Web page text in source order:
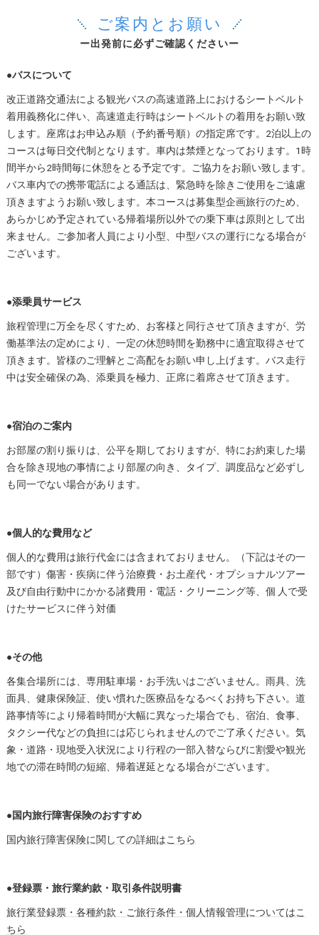
ー出発前に必ずご確認くださいー
ご案内とお願い
●バスについて
改正道路交通法による観光バスの高速道路上におけるシートベルト
着用義務化に伴い、高速道走行時はシートベルトの着用をお願い致
します。座席はお申込み順（予約番号順）の指定席です。2泊以上の
コースは毎日交代制となります。車内は禁煙となっております。1時
間半から2時間毎に休憩をとる予定です。ご協力をお願い致します。
バス車内での携帯電話による通話は、緊急時を除きご使用をご遠慮
頂きますようお願い致します。本コースは募集型企画旅行のため、
あらかじめ予定されている帰着場所以外での乗下車は原則として出
来ません。ご参加者人員により小型、中型バスの運行になる場合が
ございます。
●添乗員サービス
旅程管理に万全を尽くすため、お客様と同行させて頂きますが、労
働基準法の定めにより、一定の休憩時間を勤務中に適宜取得させて
頂きます。皆様のご理解とご高配をお願い申し上げます。バス走行
中は安全確保の為、添乗員を極力、正席に着席させて頂きます。
●宿泊のご案内
お部屋の割り振りは、公平を期しておりますが、特にお約束した場
合を除き現地の事情により部屋の向き、タイプ、調度品など必ずし
も同一でない場合があります。
●個人的な費用など
個人的な費用は旅行代金には含まれておりません。（下記はその一
部です）傷害・疾病に伴う治療費・お土産代・オプショナルツアー
及び自由行動中にかかる諸費用・電話・クリーニング等、個 人で受
けたサービスに伴う対価
●その他
各集合場所には、専用駐車場・お手洗いはございません。雨具、洗
面具、健康保険証、使い慣れた医療品をなるべくお持ち下さい。道
路事情等により帰着時間が大幅に異なった場合でも、宿泊、食事、
タクシー代などの負担には応じられませんのでご了承ください。気
象・道路・現地受入状況により行程の一部入替ならびに割愛や観光
地での滞在時間の短縮、帰着遅延となる場合がございます。
●国内旅行障害保険のおすすめ
国内旅行障害保険に関しての詳細はこちら
●登録票・旅行業約款・取引条件説明書
旅行業登録票・各種約款・ご旅行条件・個人情報管理についてはこ
ちら